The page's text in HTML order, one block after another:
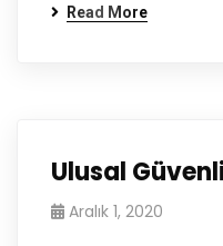
Read More
Ulusal
Aralık 1, 2020